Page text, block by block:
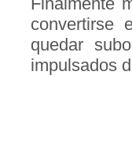
convertirse
quedar
impulsados